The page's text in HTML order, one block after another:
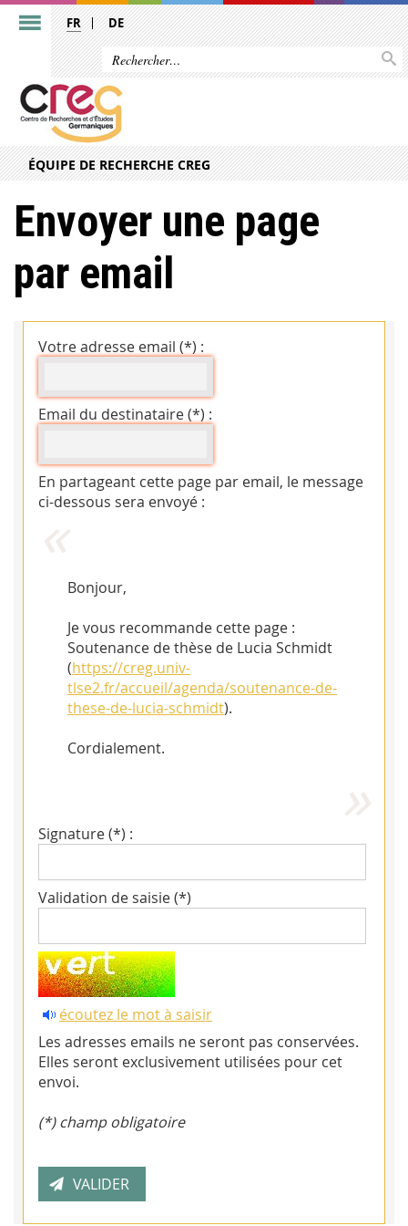
FR DE
ÉQUIPE DE RECHERCHE CREG
Envoyer une page
par email
Votre adresse email (*) :
Email du destinataire (*) :
En partageant cette page par email, le message
ci-dessous sera envoyé :
Bonjour,
Je vous recommande cette page :
Soutenance de thèse de Lucia Schmidt
(https://creg.univ-
tlse2.fr/accueil/agenda/soutenance-de-
these-de-lucia-schmidt).
Cordialement.
Signature (*) :
Validation de saisie (*)
écoutez le mot à saisir
Les adresses emails ne seront pas conservées.
Elles seront exclusivement utilisées pour cet
envoi.
(*) champ obligatoire